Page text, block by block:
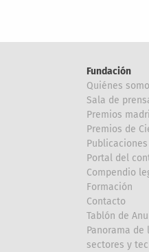
Fundación
Quiénes
Sala de
Premios
Premios de
Portal del
Compendio
Formación
Contacto
Tablón de
Panorama
sectores y